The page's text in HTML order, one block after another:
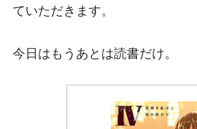
ていただきます。
今日はもうあとは読書だけ。